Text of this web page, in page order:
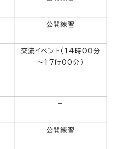
公開練習
交流イベント（14時00分
～17時00分）
－
－
公開練習